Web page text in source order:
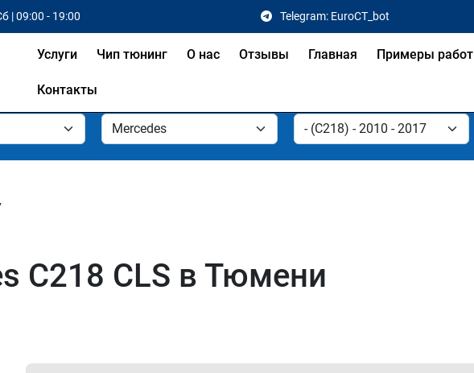
| 09:00 - 19:00 Telegram: EuroCT_bot
Услуги Чип тюнинг О нас Отзывы Главная Примеры работ
Контакты
C218 CLS в Тюмени